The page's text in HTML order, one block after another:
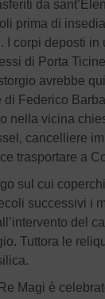
da
prima di
corpi deposti in
di Porta
avrebbe
Federico
nella vicina
cancelliere
trasportare a
sul cui
successivi i
del
Tuttora le
Magi è